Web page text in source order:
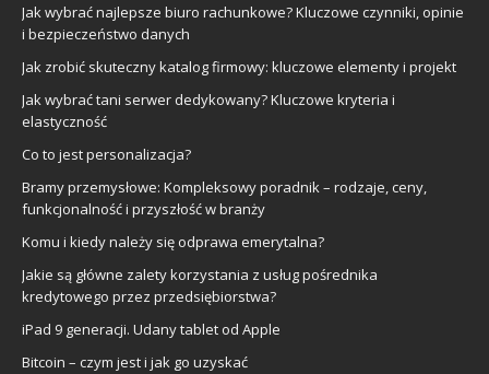
Jak wybrać najlepsze biuro rachunkowe? Kluczowe czynniki, opinie
i bezpieczeństwo danych
Jak zrobić skuteczny katalog firmowy: kluczowe elementy i projekt
Jak wybrać tani serwer dedykowany? Kluczowe kryteria i
elastyczność
Co to jest personalizacja?
Bramy przemysłowe: Kompleksowy poradnik – rodzaje, ceny,
funkcjonalność i przyszłość w branży
Komu i kiedy należy się odprawa emerytalna?
Jakie są główne zalety korzystania z usług pośrednika
kredytowego przez przedsiębiorstwa?
iPad 9 generacji. Udany tablet od Apple
Bitcoin – czym jest i jak go uzyskać